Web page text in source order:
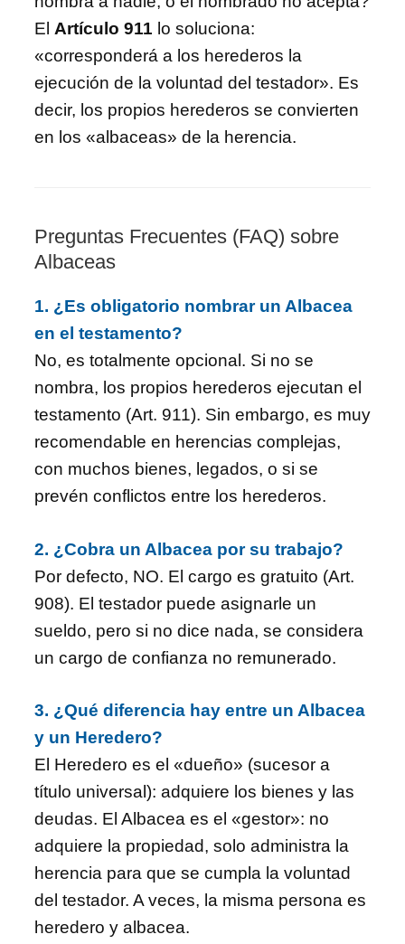
El Artículo 911 lo soluciona:
«corresponderá a los herederos la
ejecución de la voluntad del testador». Es
decir, los propios herederos se convierten
en los «albaceas» de la herencia.
Preguntas Frecuentes (FAQ) sobre
Albaceas
1. ¿Es obligatorio nombrar un Albacea
en el testamento?
No, es totalmente opcional. Si no se
nombra, los propios herederos ejecutan el
testamento (Art. 911). Sin embargo, es muy
recomendable en herencias complejas,
con muchos bienes, legados, o si se
prevén conflictos entre los herederos.
2. ¿Cobra un Albacea por su trabajo?
Por defecto, NO. El cargo es gratuito (Art.
908). El testador puede asignarle un
sueldo, pero si no dice nada, se considera
un cargo de confianza no remunerado.
3. ¿Qué diferencia hay entre un Albacea
y un Heredero?
El Heredero es el «dueño» (sucesor a
título universal): adquiere los bienes y las
deudas. El Albacea es el «gestor»: no
adquiere la propiedad, solo administra la
herencia para que se cumpla la voluntad
del testador. A veces, la misma persona es
heredero y albacea.